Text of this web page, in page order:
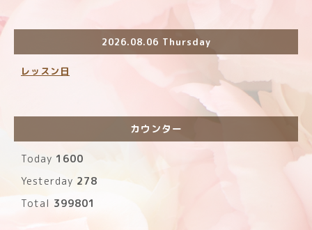
2026.08.06 Thursday
レッスン日
カウンター
Today 1600
Yesterday 278
Total 399801